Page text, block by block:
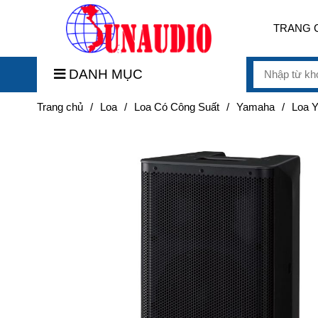
TRANG
DANH MỤC
Trang chủ / Loa / Loa Có Công Suất / Yamaha / Loa